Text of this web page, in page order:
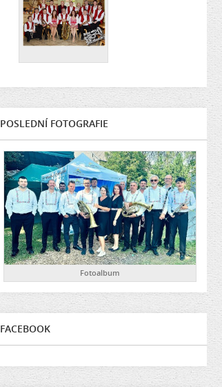
POSLEDNÍ FOTOGRAFIE
Fotoalbum
FACEBOOK